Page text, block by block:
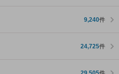
9,240件
24,725件